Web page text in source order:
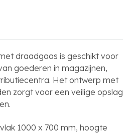
draadgaas is geschikt voor
goederen in magazijnen,
Het ontwerp met
zorgt voor een veilige opslag
1000 x 700 mm, hoogte